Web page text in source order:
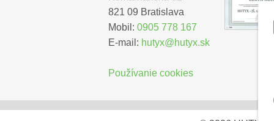
821 09 Bratislava
Mobil: 0905 778 167
E-mail: hutyx@hutyx.sk
Používanie cookies